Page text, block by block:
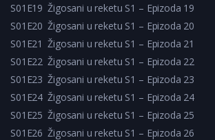
S01E19 Žigosani u reketu S1 – Epizoda 19
S01E20 Žigosani u reketu S1 – Epizoda 20
S01E21 Žigosani u reketu S1 – Epizoda 21
S01E22 Žigosani u reketu S1 – Epizoda 22
S01E23 Žigosani u reketu S1 – Epizoda 23
S01E24 Žigosani u reketu S1 – Epizoda 24
S01E25 Žigosani u reketu S1 – Epizoda 25
S01E26 Žigosani u reketu S1 – Epizoda 26